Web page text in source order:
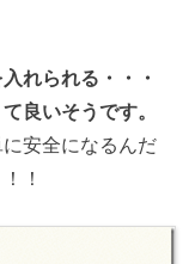
れられる・・・
良いそうです。
安全になるんだ
！